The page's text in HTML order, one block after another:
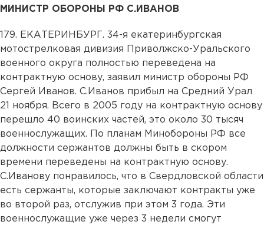
МИНИСТР ОБОРОНЫ РФ С.ИВАНОВ
179. ЕКАТЕРИНБУРГ. 34-я екатеринбургская
мотострелковая дивизия Приволжско-Уральского
военного округа полностью переведена на
контрактную основу, заявил министр обороны РФ
Сергей Иванов. С.Иванов прибыл на Средний Урал
21 ноября. Всего в 2005 году на контрактную основу
перешло 40 воинских частей, это около 30 тысяч
военнослужащих. По планам Минобороны РФ все
должности сержантов должны быть в скором
времени переведены на контрактную основу.
С.Иванову понравилось, что в Свердловской области
есть сержанты, которые заключают контракты уже
во второй раз, отслужив при этом 3 года. Эти
военнослужащие уже через 3 недели смогут